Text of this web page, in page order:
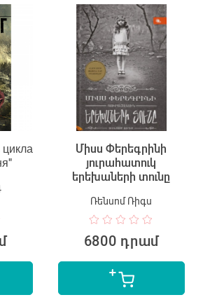
Միսս Փերեգրինի
յուրահատուկ
երեխաների տունը
Ռենսոմ Ռիգս
6800 դրամ